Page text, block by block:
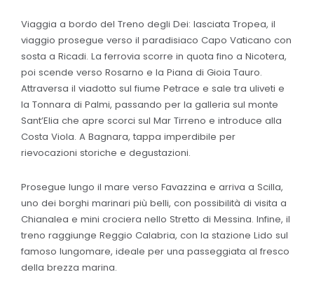
Viaggia a bordo del Treno degli Dei: lasciata Tropea, il
viaggio prosegue verso il paradisiaco Capo Vaticano con
sosta a Ricadi. La ferrovia scorre in quota fino a Nicotera,
poi scende verso Rosarno e la Piana di Gioia Tauro.
Attraversa il viadotto sul fiume Petrace e sale tra uliveti e
la Tonnara di Palmi, passando per la galleria sul monte
Sant’Elia che apre scorci sul Mar Tirreno e introduce alla
Costa Viola. A Bagnara, tappa imperdibile per
rievocazioni storiche e degustazioni.
Prosegue lungo il mare verso Favazzina e arriva a Scilla,
uno dei borghi marinari più belli, con possibilità di visita a
Chianalea e mini crociera nello Stretto di Messina. Infine, il
treno raggiunge Reggio Calabria, con la stazione Lido sul
famoso lungomare, ideale per una passeggiata al fresco
della brezza marina.